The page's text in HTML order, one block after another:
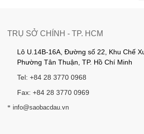
TRỤ SỞ CHÍNH - TP. HCM
Lô U.14B-16A, Đường số 22, Khu Chế
Phường Tân Thuận, TP. Hồ Chí Minh
Tel: +84 28 3770 0968
Fax: +84 28 3770 0969
* info@saobacdau.vn